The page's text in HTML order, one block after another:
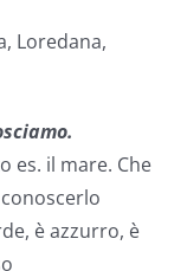
Loredana,
es. il mare. Che
è azzurro, è